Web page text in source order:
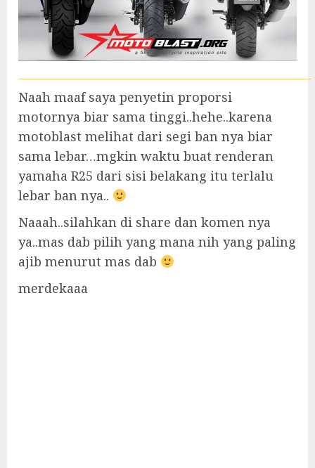
Naah maaf saya penyetin proporsi
motornya biar sama tinggi..hehe..karena
motoblast melihat dari segi ban nya biar
sama lebar…mgkin waktu buat renderan
yamaha R25 dari sisi belakang itu terlalu
lebar ban nya..
Naaah..silahkan di share dan komen nya
ya..mas dab pilih yang mana nih yang paling
ajib menurut mas dab
merdekaaa